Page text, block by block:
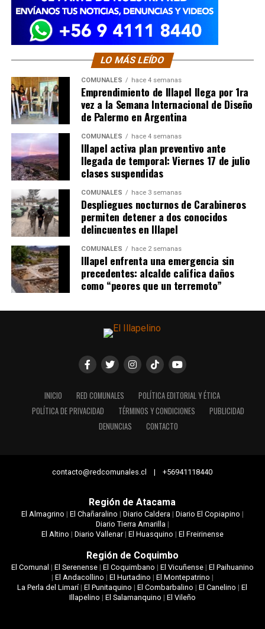
LO MÁS LEÍDO
COMUNALES hace 4 semanas
Emprendimiento de Illapel llega por 1ra
vez a la Semana Internacional de Diseño
de Palermo en Argentina
COMUNALES hace 4 semanas
Illapel activa plan preventivo ante
llegada de temporal: Viernes 17 de julio
clases suspendidas
COMUNALES hace 3 semanas
Despliegues nocturnos de Carabineros
permiten detener a dos conocidos
delincuentes en Illapel
COMUNALES hace 2 semanas
Illapel enfrenta una emergencia sin
precedentes: alcalde califica daños
como “peores que un terremoto”
INICIO RED COMUNALES
POLÍTICA EDITORIAL Y ÉTICA
POLÍTICA DE PRIVACIDAD
TÉRMINOS Y CONDICIONES
PUBLICIDAD
DENUNCIAS
CONTACTO
contacto@redcomunales.cl | +56941118440
Región de Atacama
El Almagrino | El Chañaralino | Diario Caldera | Diario El Copiapino |
Diario Tierra Amarilla |
El Altino | Diario Vallenar| El Huasquino | El Freirinense
Región de Coquimbo
El Comunal | El Serenense| El Coquimbano | El Vicuñense| El Paihuanino
| El Andacollino | El Hurtadino | El Montepatrino |
La Perla del Limarí|El Punitaquino |El Combarbalino |El Canelino |El
Illapelino | El Salamanquino | El Vileño